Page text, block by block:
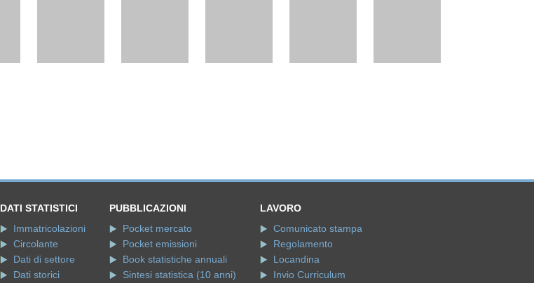
DATI STATISTICI
Immatricolazioni
Circolante
Dati di settore
Dati storici
PUBBLICAZIONI
Pocket mercato
Pocket emissioni
Book statistiche annuali
Sintesi statistica (10 anni)
LAVORO
Comunicato stampa
Regolamento
Locandina
Invio Curriculum